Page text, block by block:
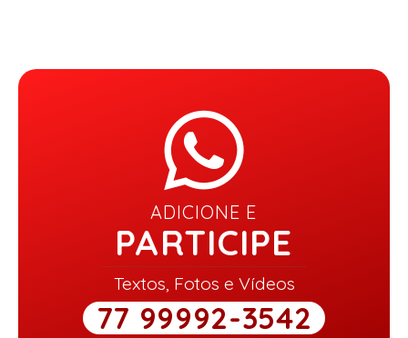
ADICIONE E
PARTICIPE
Textos, Fotos e Vídeos
77 99992-3542